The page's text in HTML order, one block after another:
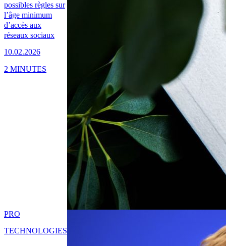
possibles règles sur
l’âge minimum
d’accès aux
réseaux sociaux
10.02.2026
2 MINUTES
PRO
TECHNOLOGIES